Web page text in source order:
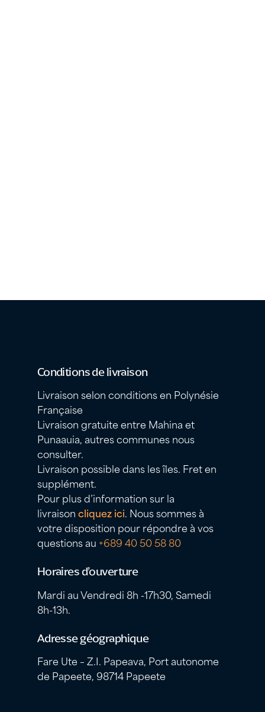
Conditions de livraison
Livraison selon conditions en Polynésie
Française
Livraison gratuite entre Mahina et
Punaauia, autres communes nous
consulter.
Livraison possible dans les îles. Fret en
supplément.
Pour plus d’information sur la
livraisoncliquez ici. Nous sommes à
votre disposition pour répondre à vos
questions au +689 40 50 58 80
Horaires d’ouverture
Mardi au Vendredi 8h -17h30, Samedi
8h-13h.
Adresse géographique
Fare Ute – Z.I. Papeava, Port autonome
de Papeete, 98714 Papeete